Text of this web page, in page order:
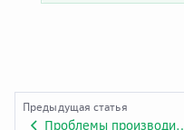
Предыдущая статья
Проблемы